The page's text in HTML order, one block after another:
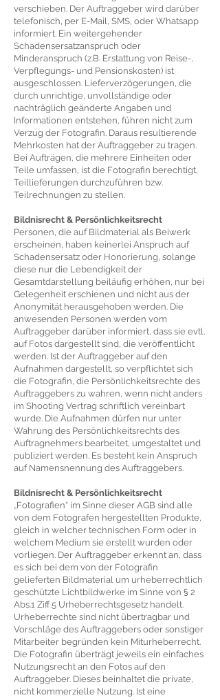
verschieben. Der Auftraggeber wird darüber
telefonisch, per E-Mail, SMS, oder Whatsapp
informiert. Ein weitergehender
Schadensersatzanspruch oder
Minderanspruch (z.B. Erstattung von Reise-,
Verpflegungs- und Pensionskosten) ist
ausgeschlossen. Lieferverzögerungen, die
durch unrichtige, unvollständige oder
nachträglich geänderte Angaben und
Informationen entstehen, führen nicht zum
Verzug der Fotografin. Daraus resultierende
Mehrkosten hat der Auftraggeber zu tragen.
Bei Aufträgen, die mehrere Einheiten oder
Teile umfassen, ist die Fotografin berechtigt,
Teillieferungen durchzuführen bzw.
Teilrechnungen zu stellen.
Bildnisrecht & Persönlichkeitsrecht
Personen, die auf Bildmaterial als Beiwerk
erscheinen, haben keinerlei Anspruch auf
Schadensersatz oder Honorierung, solange
diese nur die Lebendigkeit der
Gesamtdarstellung beiläufig erhöhen, nur bei
Gelegenheit erschienen und nicht aus der
Anonymität herausgehoben werden. Die
anwesenden Personen werden vom
Auftraggeber darüber informiert, dass sie evtl.
auf Fotos dargestellt sind, die veröffentlicht
werden. Ist der Auftraggeber auf den
Aufnahmen dargestellt, so verpflichtet sich
die Fotografin, die Persönlichkeitsrechte des
Auftraggebers zu wahren, wenn nicht anders
im Shooting Vertrag schriftlich vereinbart
wurde. Die Aufnahmen dürfen nur unter
Wahrung des Persönlichkeitsrechts des
Auftragnehmers bearbeitet, umgestaltet und
publiziert werden. Es besteht kein Anspruch
auf Namensnennung des Auftraggebers.
Bildnisrecht & Persönlichkeitsrecht
„Fotografien“ im Sinne dieser AGB sind alle
von dem Fotografen hergestellten Produkte,
gleich in welcher technischen Form oder in
welchem Medium sie erstellt wurden oder
vorliegen. Der Auftraggeber erkennt an, dass
es sich bei dem von der Fotografin
gelieferten Bildmaterial um urheberrechtlich
geschützte Lichtbildwerke im Sinne von § 2
Abs.1 Ziff.5 Urheberrechtsgesetz handelt.
Urheberrechte sind nicht übertragbar und
Vorschläge des Auftraggebers oder sonstiger
Mitarbeiter begründen kein Miturheberrecht.
Die Fotografin überträgt jeweils ein einfaches
Nutzungsrecht an den Fotos auf den
Auftraggeber. Dieses beinhaltet die private,
nicht kommerzielle Nutzung. Ist eine